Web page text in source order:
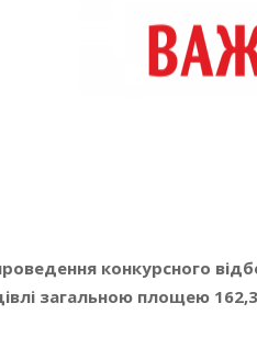
конкурсного
загальною площею